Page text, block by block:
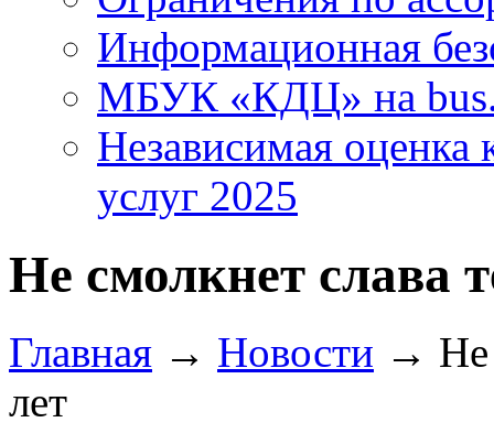
Информационная
МБУК «КДЦ» на
Независимая оценка
услуг 2025
Не смолкнет слава
Главная → Новости → Не
лет